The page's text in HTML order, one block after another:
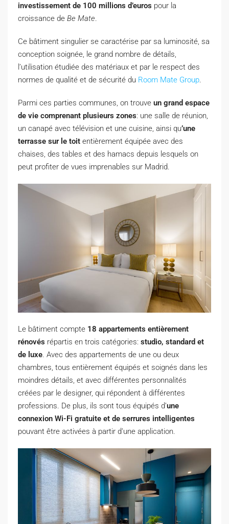
investissement de 100 millions d’euros pour la
croissance de Be Mate.
Ce bâtiment singulier se caractérise par sa luminosité, sa
conception soignée, le grand nombre de détails,
l’utilisation étudiée des matériaux et par le respect des
normes de qualité et de sécurité du Room Mate Group.
Parmi ces parties communes, on trouve un grand espace
de vie comprenant plusieurs zones: une salle de réunion,
un canapé avec télévision et une cuisine, ainsi qu’une
terrasse sur le toit entièrement équipée avec des
chaises, des tables et des hamacs depuis lesquels on
peut profiter de vues imprenables sur Madrid.
Le bâtiment compte 18 appartements entièrement
rénovés répartis en trois catégories: studio, standard et
de luxe. Avec des appartements de une ou deux
chambres, tous entièrement équipés et soignés dans les
moindres détails, et avec différentes personnalités
créées par le designer, qui répondent à différentes
professions. De plus, ils sont tous équipés d’une
connexion Wi-Fi gratuite et de serrures intelligentes
pouvant être activées à partir d’une application.